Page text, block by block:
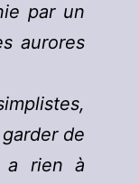
par un
aurores
de
a rien à